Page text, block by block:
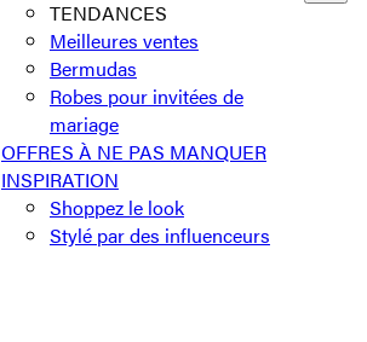
TENDANCES
Meilleures ventes
Bermudas
Robes pour invitées de
mariage
OFFRES À NE PAS MANQUER
INSPIRATION
Shoppez le look
Stylé par des influenceurs